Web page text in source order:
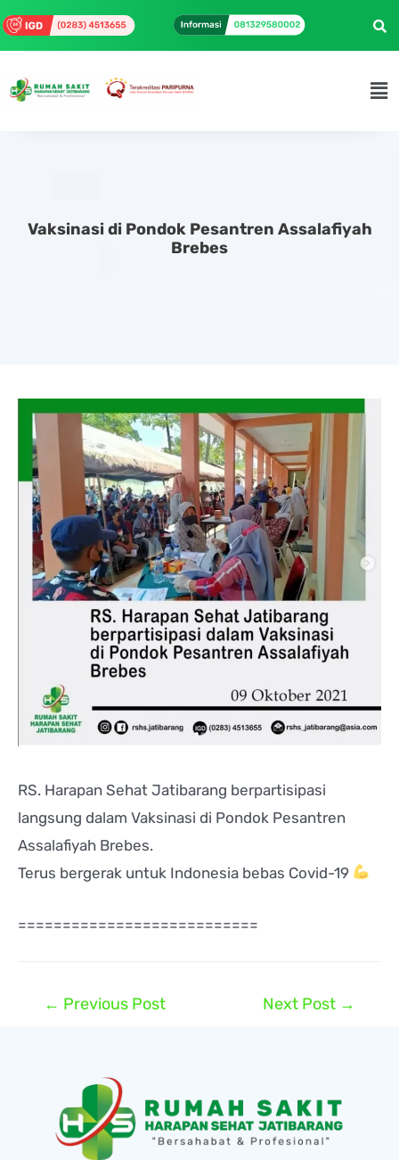
Vaksinasi di Pondok Pesantren Assalafiyah
Brebes
RS. Harapan Sehat Jatibarang berpartisipasi
langsung dalam Vaksinasi di Pondok Pesantren
Assalafiyah Brebes.
Terus bergerak untuk Indonesia bebas Covid-19
===========================
← Previous Post Next Post →